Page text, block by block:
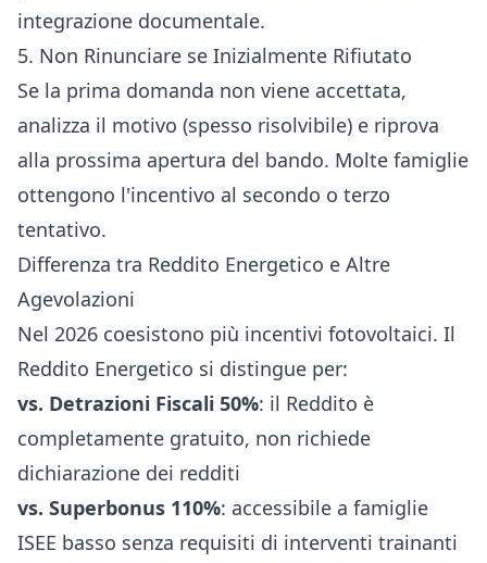
integrazione documentale.
5. Non Rinunciare se Inizialmente Rifiutato
Se la prima domanda non viene accettata,
analizza il motivo (spesso risolvibile) e riprova
alla prossima apertura del bando. Molte famiglie
ottengono l'incentivo al secondo o terzo
tentativo.
Differenza tra Reddito Energetico e Altre
Agevolazioni
Nel 2026 coesistono più incentivi fotovoltaici. Il
Reddito Energetico si distingue per:
vs. Detrazioni Fiscali 50%: il Reddito è
completamente gratuito, non richiede
dichiarazione dei redditi
vs. Superbonus 110%: accessibile a famiglie
ISEE basso senza requisiti di interventi trainanti